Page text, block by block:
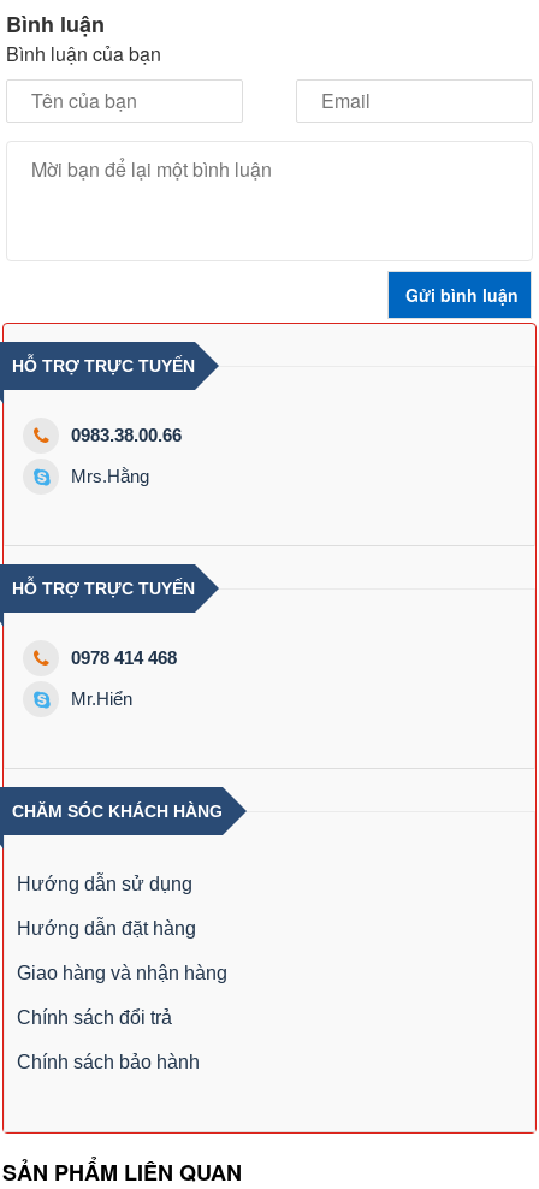
Bình luận
Bình luận của bạn
HỖ TRỢ TRỰC TUYẾN
0983.38.00.66
Mrs.Hằng
HỖ TRỢ TRỰC TUYẾN
0978 414 468
Mr.Hiển
CHĂM SÓC KHÁCH HÀNG
Hướng dẫn sử dụng
Hướng dẫn đặt hàng
Giao hàng và nhận hàng
Chính sách đổi trả
Chính sách bảo hành
SẢN PHẨM LIÊN QUAN